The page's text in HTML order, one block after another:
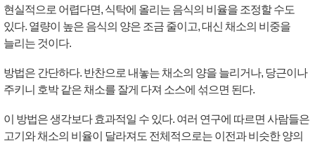
현실적으로 어렵다면, 식탁에 올리는 음식의 비율을 조정할 수도
있다. 열량이 높은 음식의 양은 조금 줄이고, 대신 채소의 비중을
늘리는 것이다.
방법은 간단하다. 반찬으로 내놓는 채소의 양을 늘리거나, 당근이나
주키니 호박 같은 채소를 잘게 다져 소스에 섞으면 된다.
이 방법은 생각보다 효과적일 수 있다. 여러 연구에 따르면 사람들은
고기와 채소의 비율이 달라져도 전체적으로는 이전과 비슷한 양의